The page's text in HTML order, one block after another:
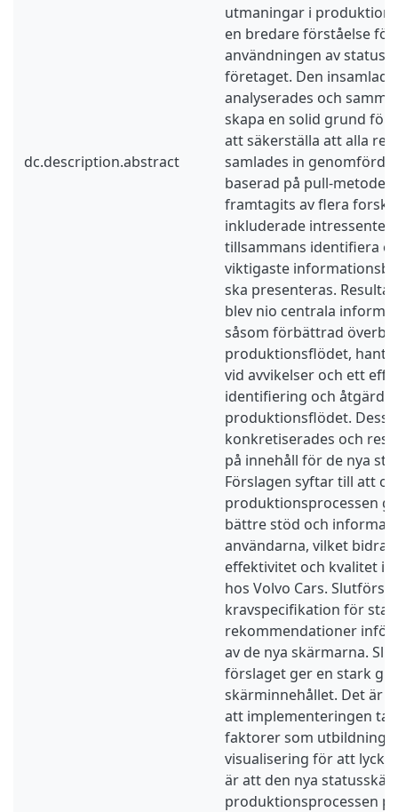
dc.description.abstract
utmaningar i
en bredare förståelse
användningen av
företaget. Den
analyserades och
skapa en solid grund för
att säkerställa att alla
samlades in
baserad på pull-
framtagits av flera
inkluderade
tillsammans identifiera
viktigaste
ska presenteras.
blev nio centrala
såsom förbättrad
produktionsflödet,
vid avvikelser och ett
identifiering och
produktionsflödet.
konkretiserades och
på innehåll för de nya
Förslagen syftar till att
produktionsprocessen
bättre stöd och
användarna, vilket
effektivitet och kvalitet i
hos Volvo Cars.
kravspecifikation för
rekommendationer
av de nya skärmarna.
förslaget ger en stark
skärminnehållet. Det är
att implementeringen
faktorer som utbildning,
visualisering för att
är att den nya
produktionsprocessen